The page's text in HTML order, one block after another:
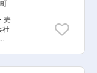
ま
リ
設
売
社